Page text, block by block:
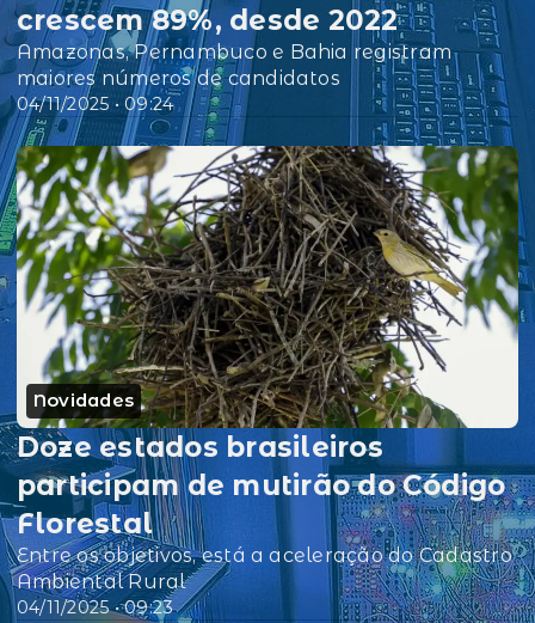
04/11/2025 • 09:24
crescem 89%, desde 2022
Amazonas, Pernambuco e Bahia registram
maiores números de candidatos
Novidades
04/11/2025 • 09:23
Doze estados brasileiros
participam de mutirão do Código
Florestal
Entre os objetivos, está a aceleração do Cadastro
Ambiental Rural